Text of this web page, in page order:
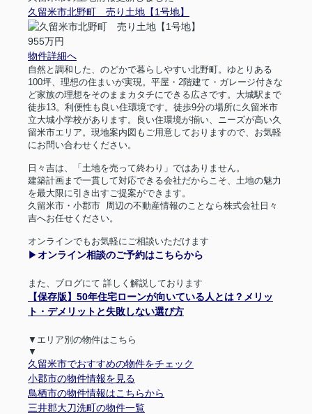
久留米市北野町 売り土地【1号地】
955万円
物件詳細へ
自然と調和した、のどかで暮らしやすい北野町。ゆとりある
100坪、理想の住まいが実現。平屋・ 2階建て・ガレージ付きな
ど家族の理想をそのままカタチにできる広さです。大城駅まで
徒歩13。利便性も良い住環境です。徒歩9分の場所に久留米市
立大城小学校があります。良い住環境が揃い、ニーズが高い久
留米市エリア。現地案内図もご用意しておりますので、お気軽
にお問い合わせください。
日々吉は、「土地を売って終わり」ではありません。
建築計画まで一貫して対応できる会社だからこそ、土地の魅力
を最大限に引き出すご提案ができます。
久留米市・小郡市
周辺の不動産情報のことなら株式会社日々
吉へお任せください。
オンラインでもお気軽にご相談いただけます
▶︎オンライン相談のご予約はこちらから
また、ブログにて 詳しく解説しております
【保存版】50年住宅ローンが向いている人とは？メリッ
ト・デメリットと失敗しない選び方
▼エリア別の物件はこちら
▼
久留米市でおすすめの物件をチェック
小郡市の物件情報を見る
鳥栖市の物件情報はこちらから
三井郡大刀洗町の物件一覧